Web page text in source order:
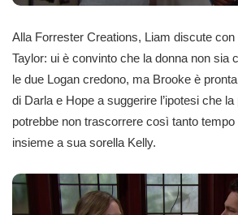
Alla Forrester Creations, Liam discute
Taylor: ui è convinto che la donna non sia
le due Logan credono, ma Brooke è
di Darla e Hope a suggerire l’ipotesi che
potrebbe non trascorrere così tanto
insieme a sua sorella Kelly.